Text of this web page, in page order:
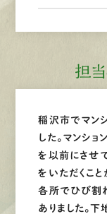
担
稲沢市でマン
した。マンシ
を以前にさせ
をいただくこ
各所でひび割
ありました。